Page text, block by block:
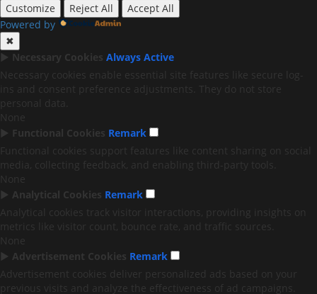
Customize
Reject All
Accept All
Powered by
✖
► Necessary Cookies Always Active
Necessary cookies enable essential site features like secure log-
ins and consent preference adjustments. They do not store
personal data.
None
► Functional Cookies Remark
Functional cookies support features like content sharing on social
media, collecting feedback, and enabling third-party tools.
None
► Analytical Cookies Remark
Analytical cookies track visitor interactions, providing insights on
metrics like visitor count, bounce rate, and traffic sources.
None
► Advertisement Cookies Remark
Advertisement cookies deliver personalized ads based on your
previous visits and analyze the effectiveness of ad campaigns.